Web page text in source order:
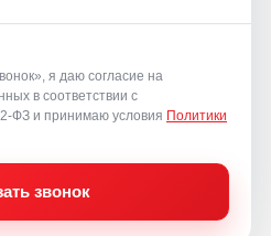
я даю согласие на
в соответствии с
ФЗ и принимаю условия Политики
звонок